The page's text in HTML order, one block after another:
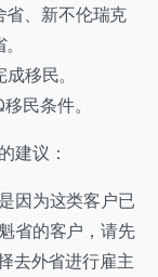
省、新不伦瑞克
移民。
民条件。
建议：
因为这类客户已
省的客户，请先
去外省进行雇主